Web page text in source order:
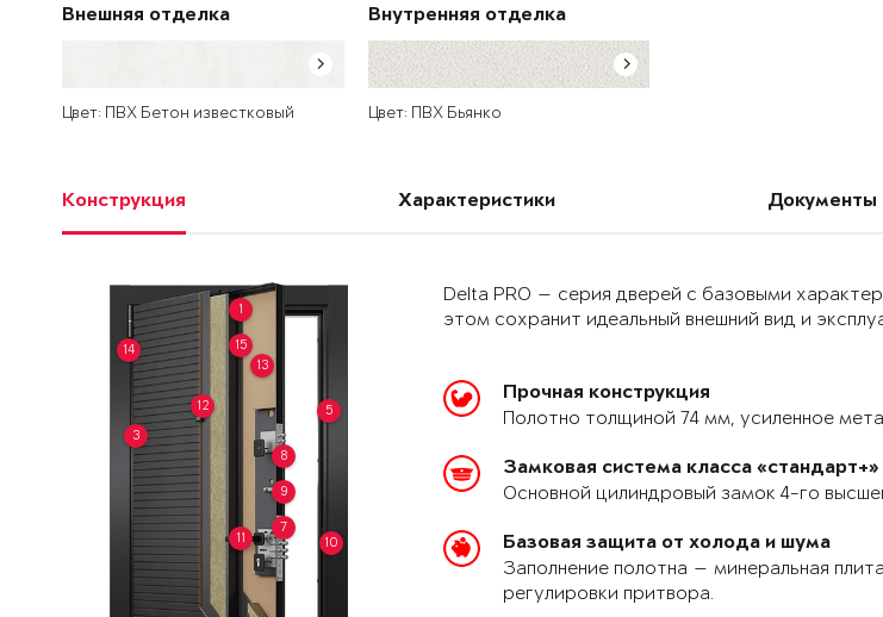
Внешняя отделка
Цвет: ПВХ Бетон известковый
Внутренняя отделка
Цвет: ПВХ Бьянко
Конструкция Характеристики Документы
1
3
5
7
8
9
10
11
12
13
14 15
Delta PRO — серия дверей с базовыми
этом сохранит идеальный внешний вид и
Прочная конструкция
Полотно толщиной 74 мм, усиленное
Замковая система класса «стандарт+»
Основной цилиндровый замок 4-го
Базовая защита от холода и шума
Заполнение полотна — минеральная
регулировки притвора.